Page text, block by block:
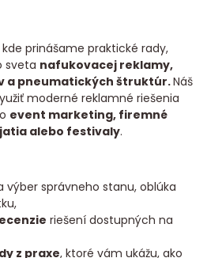
reklamné prístrešky
totemy
3D figúrky
reklamné pútače
totemy
promo nábytok
predajná zóna
prezentačná zóna
kde prinášame praktické rady,
sveta nafukovacej reklamy,
a pneumatických štruktúr.Náš
moderné reklamné riešenia
event marketing, firemné
alebo festivaly.
výber správneho stanu, oblúka
riešení dostupných na
z praxe, ktoré vám ukážu, ako